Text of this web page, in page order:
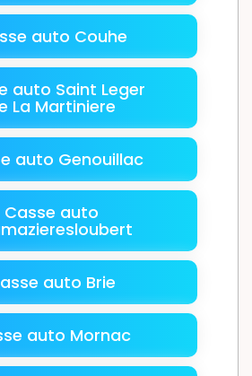
auto Couhe
auto Saint Leger
La Martiniere
auto Genouillac
Casse auto
auto Brie
auto Mornac